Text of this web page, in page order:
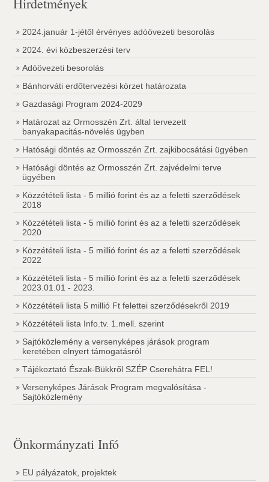
2024.január 1-jétől érvényes adóövezeti besorolás
2024. évi közbeszerzési terv
Adóövezeti besorolás
Bánhorváti erdőtervezési körzet határozata
Gazdasági Program 2024-2029
Határozat az Ormosszén Zrt. által tervezett
banyakapacitás-növelés ügyben
Hatósági döntés az Ormosszén Zrt. zajkibocsátási ügyében
Hatósági döntés az Ormosszén Zrt. zajvédelmi terve
ügyében
Közzétételi lista - 5 millió forint és az a feletti szerződések
2018
Közzétételi lista - 5 millió forint és az a feletti szerződések
2020
Közzétételi lista - 5 millió forint és az a feletti szerződések
2022
Közzétételi lista - 5 millió forint és az a feletti szerződések
2023.01.01 - 2023.
Közzétételi lista 5 millió Ft felettei szerződésekről 2019
Közzétételi lista Info.tv. 1.mell. szerint
Sajtóközlemény a versenyképes járások program
keretében elnyert támogatásról
Tájékoztató Észak-Bükkről SZÉP Cserehátra FEL!
Versenyképes Járások Program megvalósítása -
Sajtóközlemény
Önkormányzati Infó
EU pályázatok, projektek